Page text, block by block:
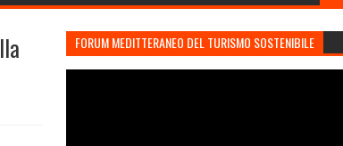
FORUM MEDITTERANEO DEL TURISMO SOSTENIBILE